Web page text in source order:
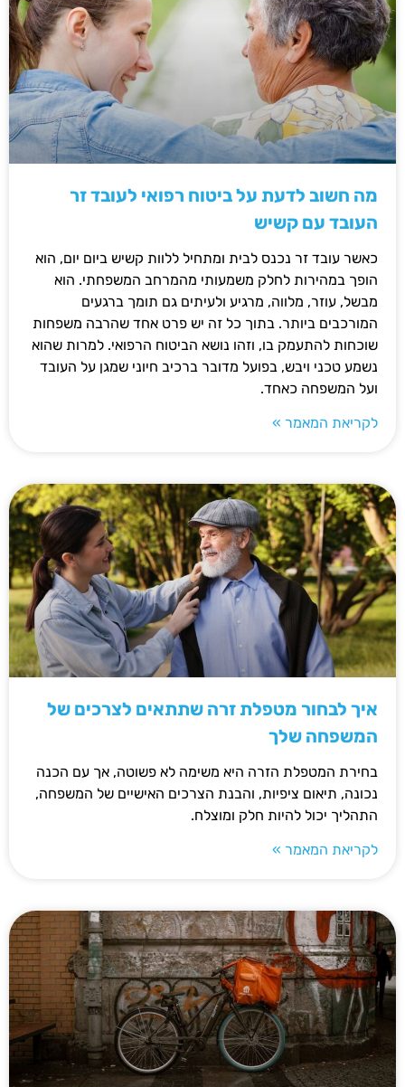
מה חשוב לדעת על ביטוח רפואי לעובד זר
העובד עם קשיש
כאשר עובד זר נכנס לבית ומתחיל ללוות קשיש ביום יום, הוא
הופך במהירות לחלק משמעותי מהמרחב המשפחתי. הוא
מבשל, עוזר, מלווה, מרגיע ולעיתים גם תומך ברגעים
המורכבים ביותר. בתוך כל זה יש פרט אחד שהרבה משפחות
שוכחות להתעמק בו, וזהו נושא הביטוח הרפואי. למרות שהוא
נשמע טכני ויבש, בפועל מדובר ברכיב חיוני שמגן על העובד
ועל המשפחה כאחד.
לקריאת המאמר »
איך לבחור מטפלת זרה שתתאים לצרכים של
המשפחה שלך
בחירת המטפלת הזרה היא משימה לא פשוטה, אך עם הכנה
נכונה, תיאום ציפיות, והבנת הצרכים האישיים של המשפחה,
התהליך יכול להיות חלק ומוצלח.
לקריאת המאמר »